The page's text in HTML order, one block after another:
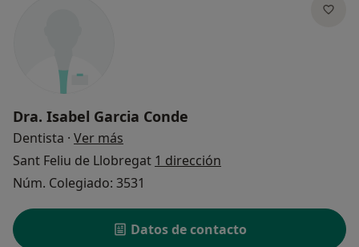
Dra. Isabel Garcia Conde
Dentista · Ver más
Sant Feliu de Llobregat 1 dirección
Núm. Colegiado: 3531
Datos de contacto